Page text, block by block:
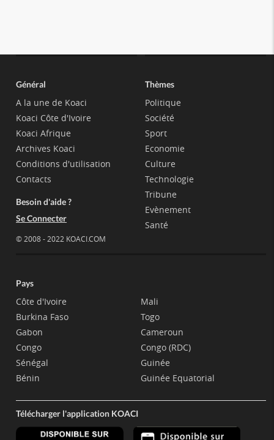
Général
A la une de Koaci
Koaci Côte d'Ivoire
Koaci Afrique
Archives Koaci
Conditions d'utilisation
Contacts
Besoin d'aide ?
Se Connecter
© 2008 - 2022 KOACI.COM
Thèmes
Politique
Société
Sport
Economie
Culture
Technologie
Tribune
Evènement
Santé
Pays
Côte d'Ivoire
Burkina Faso
Gabon
Congo
Sénégal
Bénin
Mali
Togo
Cameroun
Congo (RDC)
Guinée
Guinée Equatorial
Télécharger l'application KOACI